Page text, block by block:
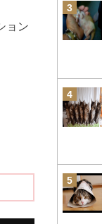
ョン
3
4
5